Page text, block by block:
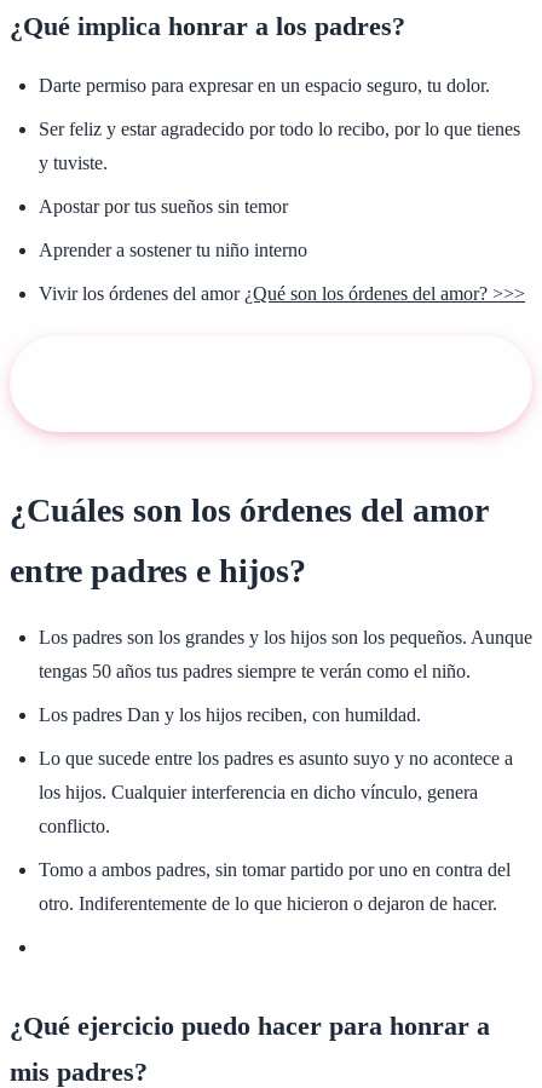
¿Qué implica honrar a los padres?
Darte permiso para expresar en un espacio seguro, tu dolor.
Ser feliz y estar agradecido por todo lo recibo, por lo que tienes
y tuviste.
Apostar por tus sueños sin temor
Aprender a sostener tu niño interno
Vivir los órdenes del amor ¿Qué son los órdenes del amor? >>>
¿Cuáles son los órdenes del amor
entre padres e hijos?
Los padres son los grandes y los hijos son los pequeños. Aunque
tengas 50 años tus padres siempre te verán como el niño.
Los padres Dan y los hijos reciben, con humildad.
Lo que sucede entre los padres es asunto suyo y no acontece a
los hijos. Cualquier interferencia en dicho vínculo, genera
conflicto.
Tomo a ambos padres, sin tomar partido por uno en contra del
otro. Indiferentemente de lo que hicieron o dejaron de hacer.
¿Qué ejercicio puedo hacer para honrar a
mis padres?